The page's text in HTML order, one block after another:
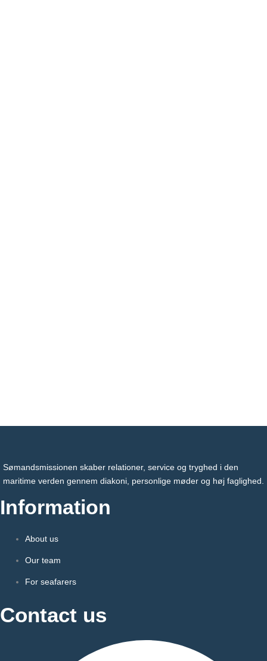
Sømandsmissionen skaber relationer, service og tryghed i den
maritime verden gennem diakoni, personlige møder og høj faglighed.
Information
About us
Our team
For seafarers
Contact us